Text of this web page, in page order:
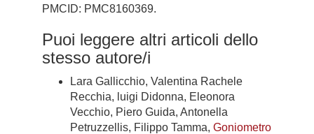
PMCID: PMC8160369.
Puoi leggere altri articoli dello
stesso autore/i
Lara Gallicchio, Valentina Rachele
Recchia, luigi Didonna, Eleonora
Vecchio, Piero Guida, Antonella
Petruzzellis, Filippo Tamma, Goniometro